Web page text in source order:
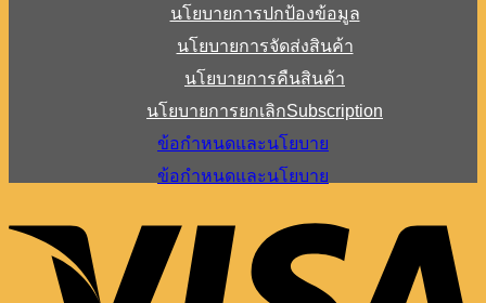
นโยบายการปกป้องข้อมูล
นโยบายการจัดส่งสินค้า
นโยบายการคืนสินค้า
นโยบายการยกเลิกSubscription
ข้อกำหนดและนโยบาย
ข้อกำหนดและนโยบาย